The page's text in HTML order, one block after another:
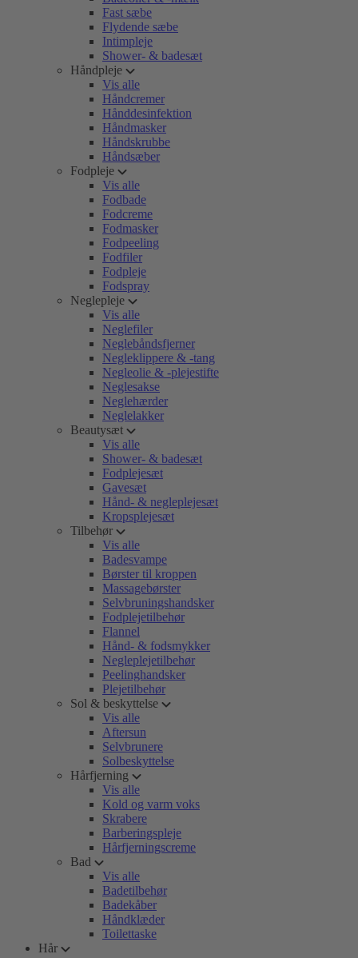
Fast sæbe
Flydende sæbe
Intimpleje
Shower- & badesæt
Håndpleje
Vis alle
Håndcremer
Hånddesinfektion
Håndmasker
Håndskrubbe
Håndsæber
Fodpleje
Vis alle
Fodbade
Fodcreme
Fodmasker
Fodpeeling
Fodfiler
Fodpleje
Fodspray
Neglepleje
Vis alle
Neglefiler
Neglebåndsfjerner
Negleklippere & -tang
Negleolie & -plejestifte
Neglesakse
Neglehærder
Neglelakker
Beautysæt
Vis alle
Shower- & badesæt
Fodplejesæt
Gavesæt
Hånd- & negleplejesæt
Kropsplejesæt
Tilbehør
Vis alle
Badesvampe
Børster til kroppen
Massagebørster
Selvbruningshandsker
Fodplejetilbehør
Flannel
Hånd- & fodsmykker
Negleplejetilbehør
Peelinghandsker
Plejetilbehør
Sol & beskyttelse
Vis alle
Aftersun
Selvbrunere
Solbeskyttelse
Hårfjerning
Vis alle
Kold og varm voks
Skrabere
Barberingspleje
Hårfjerningscreme
Bad
Vis alle
Badetilbehør
Badekåber
Håndklæder
Toilettaske
Hår